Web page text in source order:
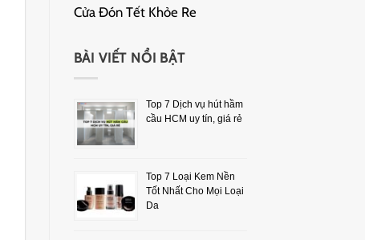
Cửa Đón Tết Khỏe Re
BÀI VIẾT NỔI BẬT
Top 7 Dịch vụ hút hầm
cầu HCM uy tín, giá rẻ
Top 7 Loại Kem Nền
Tốt Nhất Cho Mọi Loại
Da